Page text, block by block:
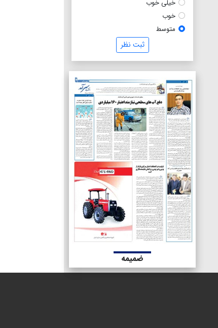
خیلی خوب
خوب
متوسط
ثبت نظر
ضمیمه